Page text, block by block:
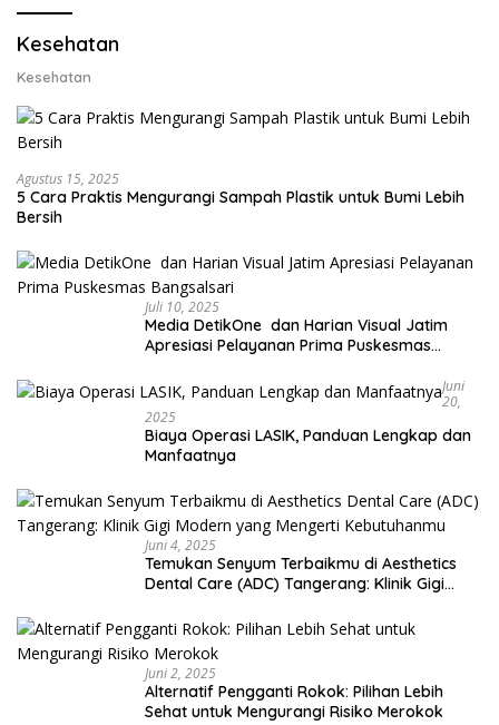
Kesehatan
Kesehatan
Agustus 15, 2025
5 Cara Praktis Mengurangi Sampah Plastik untuk Bumi Lebih
Bersih
Juli 10, 2025
Media DetikOne dan Harian Visual Jatim
Apresiasi Pelayanan Prima Puskesmas
Juni
20,
2025
Biaya Operasi LASIK, Panduan Lengkap dan
Manfaatnya
Juni 4, 2025
Temukan Senyum Terbaikmu di Aesthetics
Dental Care (ADC) Tangerang: Klinik Gigi
Juni 2, 2025
Alternatif Pengganti Rokok: Pilihan Lebih
Sehat untuk Mengurangi Risiko Merokok